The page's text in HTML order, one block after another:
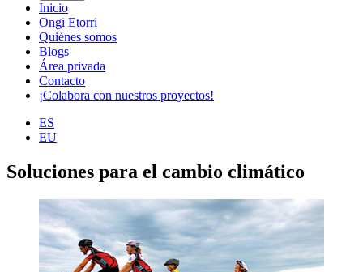
Inicio
Ongi Etorri
Quiénes somos
Blogs
Área privada
Contacto
¡Colabora con nuestros proyectos!
ES
EU
Soluciones para el cambio climático